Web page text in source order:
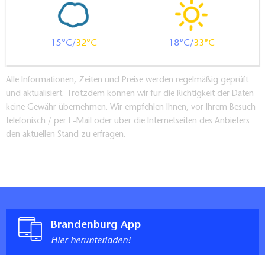
15 32 18 33
Alle Informationen, Zeiten und Preise werden regelmäßig geprüft
und aktualisiert. Trotzdem können wir für die Richtigkeit der Daten
keine Gewähr übernehmen. Wir empfehlen Ihnen, vor Ihrem Besuch
telefonisch / per E-Mail oder über die Internetseiten des Anbieters
den aktuellen Stand zu erfragen.
Brandenburg App
Hier herunterladen!